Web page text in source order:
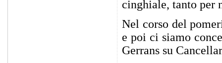
cinghiale, tanto per
Nel corso del
e poi ci siamo
Gerrans su